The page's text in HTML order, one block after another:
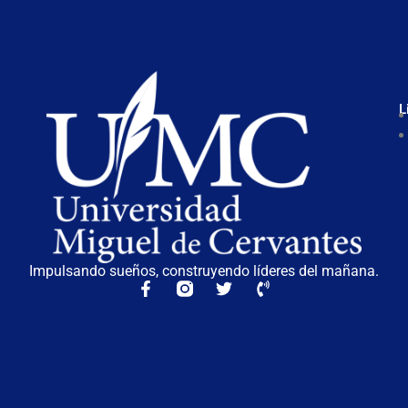
Impulsando sueños, construyendo líderes del mañana.